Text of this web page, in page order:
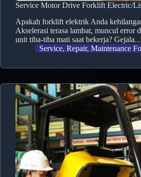
Service Motor Drive Forklift Electric/
Apakah forklift elektrik Anda
Akselerasi terasa lambat, muncul error
unit tiba-tiba mati saat bekerja?
Service, Repair, Maintenance